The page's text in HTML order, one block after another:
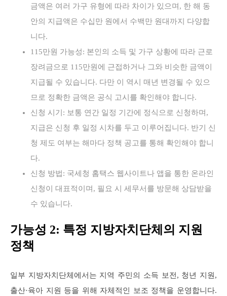
금액은 여러 가구 유형에 따라 차이가 있으며, 한 해 동
안의 지급액은 수십만 원에서 수백만 원대까지 다양합
니다.
115만원 가능성: 본인의 소득 및 가구 상황에 따라 근로
장려금으로 115만원에 근접하거나 그와 비슷한 금액이
지급될 수 있습니다. 다만 이 역시 매년 변경될 수 있으
므로 정확한 금액은 공식 고시를 확인해야 합니다.
신청 시기: 보통 연간 일정 기간에 정식으로 신청하며,
지급은 신청 후 일정 시차를 두고 이루어집니다. 반기 신
청 제도 여부는 해마다 정책 공고를 통해 확인해야 합니
다.
신청 방법: 국세청 홈택스 웹사이트나 앱을 통한 온라인
신청이 대표적이며, 필요 시 세무서를 방문해 상담받을
수 있습니다.
가능성 2: 특정 지방자치단체의 지원
정책
일부 지방자치단체에서는 지역 주민의 소득 보전, 청년 지원,
출산·육아 지원 등을 위해 자체적인 보조 정책을 운영합니다.